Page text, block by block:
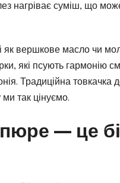
нагріває суміш, що
як вершкове масло чи
які псують гармонію
Традиційна товкачка
так цінуємо.
— це